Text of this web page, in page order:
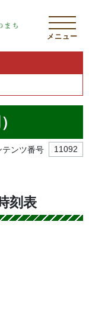
メニュー
テンツ番号 11092
刻表